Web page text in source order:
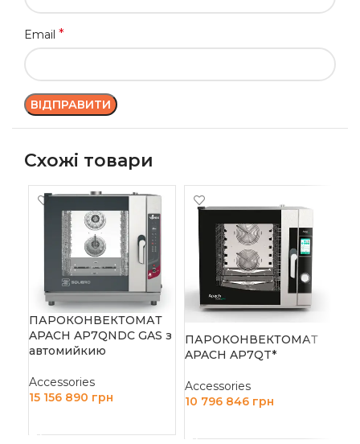
Email *
Схожі товари
ПАРОКОНВЕКТОМАТ
APACH AP7QNDC GAS з
автомийкию
Accessories
15 156 890 грн
ПАРОКОНВЕКТОМАТ
APACH AP7QT*
Accessories
10 796 846 грн